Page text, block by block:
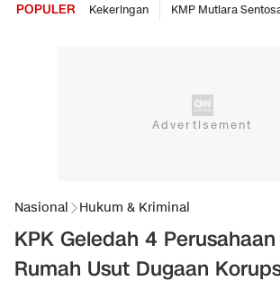
POPULER Kekeringan KMP Mutiara
Nasional Hukum & Kriminal
KPK Geledah 4
Rumah Usut Dugaan